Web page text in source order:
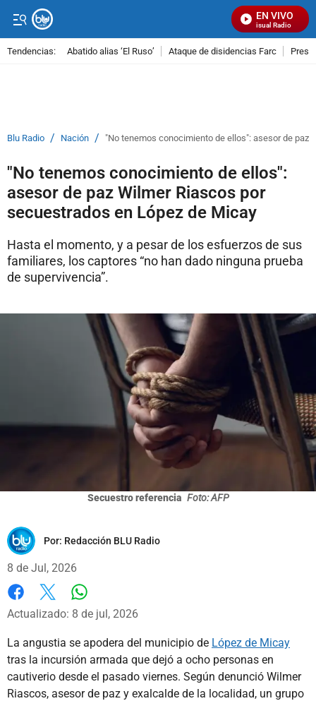
EN VIVO
Señal Visual Radio
Tendencias: Abatido alias ‘El Ruso’ Ataque de disidencias Farc
Blu Radio / Nación / "No tenemos conocimiento de ellos": asesor de paz
"No tenemos conocimiento de ellos":
asesor de paz Wilmer Riascos por
secuestrados en López de Micay
Hasta el momento, y a pesar de los esfuerzos de sus
familiares, los captores “no han dado ninguna prueba
de supervivencia”.
Secuestro referencia Foto: AFP
Por: Redacción BLU Radio
8 de Jul, 2026
Facebook
X
Actualizado: 8 de jul, 2026
La angustia se apodera del municipio de López de Micay
tras la incursión armada que dejó a ocho personas en
cautiverio desde el pasado viernes. Según denunció Wilmer
Riascos, asesor de paz y exalcalde de la localidad, un grupo